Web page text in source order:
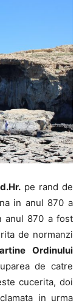
pe rand de
in anul 870 a
anul 870 a fost
de normanzi
Ordinului
de catre
cucerita, doi
in urma